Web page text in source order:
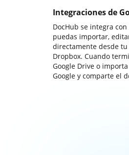
Integraciones de
DocHub se integra
puedas importar,
directamente desde tu
Dropbox. Cuando
Google Drive o
Google y comparte el